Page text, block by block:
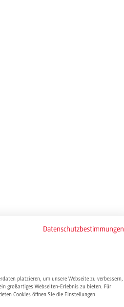
Datenschutzbestimmungen
platzieren, um unsere Webseite zu verbessern,
großartiges Webseiten-Erlebnis zu bieten. Für
Cookies öffnen Sie die Einstellungen.